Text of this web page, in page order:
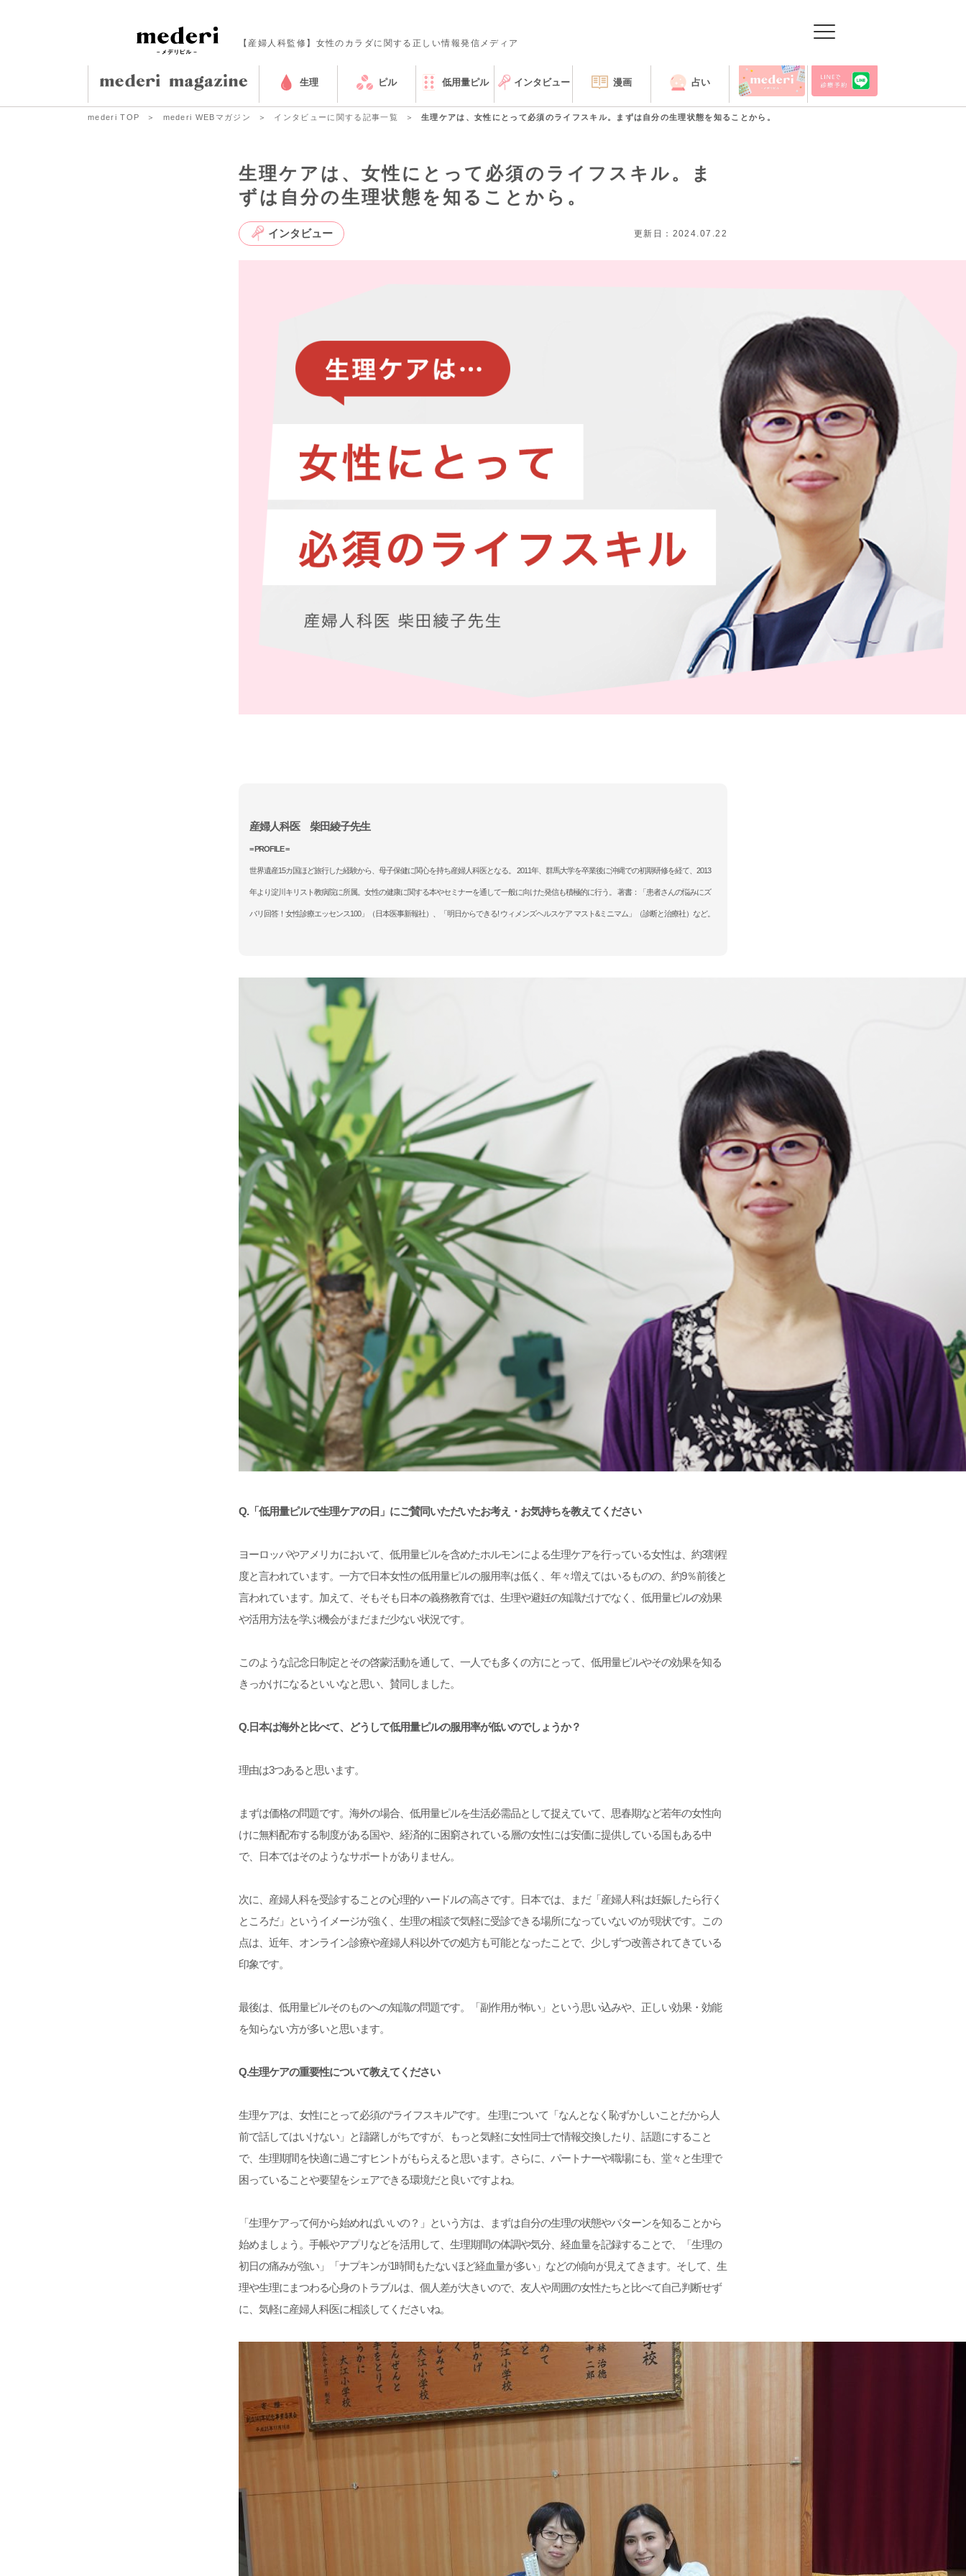
【産婦人科監修】女性のカラダに関する正しい情報発信メディア
生理 ピル 低用量ピル インタビュー 漫画 占い 出張授業
mederi TOP mederi WEBマガジン インタビューに関する記事一覧 生理ケアは、女性にとって必須のライフスキル。まずは自分の生理状態を知ることから。
生理ケアは、女性にとって必須のライフスキル。ま
ずは自分の生理状態を知ることから。
インタビュー 更新日：2024.07.22
産婦人科医 柴田綾子先生
= PROFILE =
世界遺産15カ国ほど旅行した経験から、母子保健に関心を持ち産婦人科医となる。 2011年、群馬大学を卒業後に沖縄での初期研修を経て、2013
年より淀川キリスト教病院に所属。女性の健康に関する本やセミナーを通して一般に向けた発信も積極的に行う。 著書：「患者さんの悩みにズ
バリ回答！女性診療エッセンス100」（日本医事新報社）、「明日からできる! ウィメンズヘルスケア マスト&ミニマム」（診断と治療社）など。
Q.「低用量ピルで生理ケアの日」にご賛同いただいたお考え・お気持ちを教えてください
ヨーロッパやアメリカにおいて、低用量ピルを含めたホルモンによる生理ケアを行っている女性は、約3割程
度と言われています。一方で日本女性の低用量ピルの服用率は低く、年々増えてはいるものの、約9％前後と
言われています。加えて、そもそも日本の義務教育では、生理や避妊の知識だけでなく、低用量ピルの効果
や活用方法を学ぶ機会がまだまだ少ない状況です。
このような記念日制定とその啓蒙活動を通して、一人でも多くの方にとって、低用量ピルやその効果を知る
きっかけになるといいなと思い、賛同しました。
Q.日本は海外と比べて、どうして低用量ピルの服用率が低いのでしょうか？
理由は3つあると思います。
まずは価格の問題です。海外の場合、低用量ピルを生活必需品として捉えていて、思春期など若年の女性向
けに無料配布する制度がある国や、経済的に困窮されている層の女性には安価に提供している国もある中
で、日本ではそのようなサポートがありません。
次に、産婦人科を受診することの心理的ハードルの高さです。日本では、まだ「産婦人科は妊娠したら行く
ところだ」というイメージが強く、生理の相談で気軽に受診できる場所になっていないのが現状です。
この
点は、近年、オンライン診療や産婦人科以外での処方も可能となったことで、少しずつ改善されてきている
印象です。
最後は、低用量ピルそのものへの知識の問題です。「副作用が怖い」という思い込みや、正しい効果・効能
を知らない方が多いと思います。
Q.生理ケアの重要性について教えてください
生理ケアは、女性にとって必須の“ライフスキル”です。 生理について「なんとなく恥ずかしいことだから人
前で話してはいけない」と躊躇しがちですが、もっと気軽に女性同士で情報交換したり、話題にすること
で、生理期間を快適に過ごすヒントがもらえると思います。さらに、パートナーや職場にも、堂々と生理で
困っていることや要望をシェアできる環境だと良いですよね。
「生理ケアって何から始めればいいの？」という方は、まずは自分の生理の状態やパターンを知ることから
始めましょう。手帳やアプリなどを活用して、生理期間の体調や気分、経血量を記録することで、「生理の
初日の痛みが強い」「ナプキンが1時間もたないほど経血量が多い」などの傾向が見えてきます。そして、生
理や生理にまつわる心身のトラブルは、個人差が大きいので、友人や周囲の女性たちと比べて自己判断せず
に、気軽に産婦人科医に相談してくださいね。